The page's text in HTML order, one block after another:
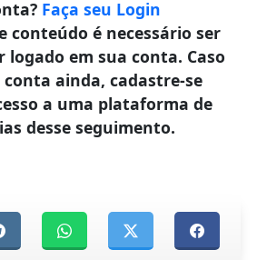
Faça seu Login
conteúdo é necessário ser
logado em sua conta. Caso
ainda, cadastre-se
a uma plataforma de
desse seguimento.